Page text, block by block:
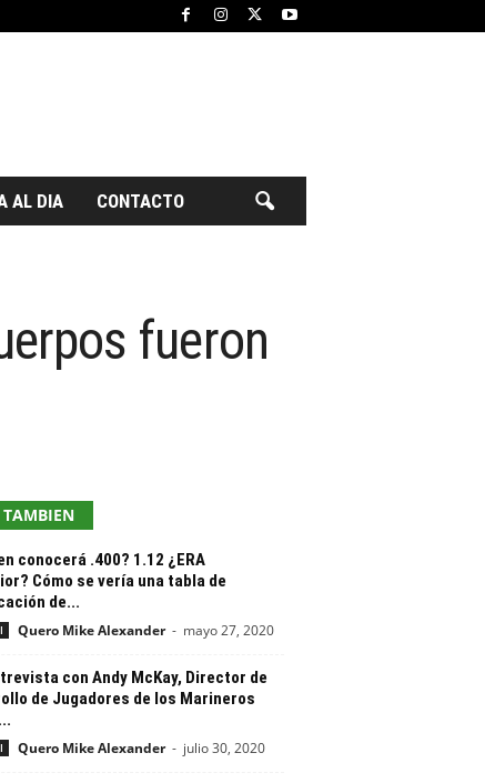
AL DIA CONTACTO
fueron
TAMBIEN
conocerá .400? 1.12 ¿ERA
Cómo se vería una tabla de
de...
Quero Mike Alexander - mayo 27, 2020
con Andy McKay, Director de
de Jugadores de los Marineros
Quero Mike Alexander - julio 30, 2020